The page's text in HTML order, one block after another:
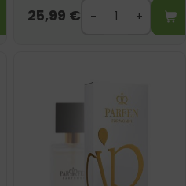
25,99 €